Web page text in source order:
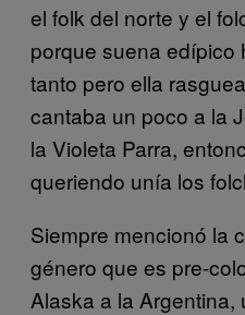
el folk del norte y el
porque suena edípico
tanto pero ella
cantaba un poco a la
la Violeta Parra,
queriendo unía los
Siempre mencionó la
género que es pre-
Alaska a la